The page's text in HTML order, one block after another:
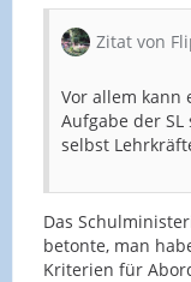
Zitat von
Vor allem kann
Aufgabe der
selbst
Das
betonte, man
Kriterien für